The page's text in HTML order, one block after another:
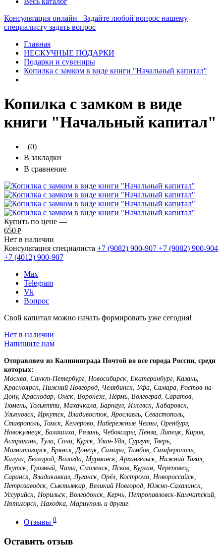
Консультация онлайн
Задайте любой вопрос нашему
специалисту задать вопрос
Главная
НЕСКУЧНЫЕ ПОДАРКИ
Подарки и сувениры
Копилка с замком в виде книги "Начальный капитал"
Копилка с замком в виде
книги "Начальный капитал"
(0)
В закладки
В сравнение
Купить по цене —
650 ₽
Нет в наличии
Консультация специалиста +7 (9082) 900-907 +7 (9082) 900-904
+7 (4012) 900-907
Max
Telegram
Vk
Вопрос
Свой капитал можно начать формировать уже сегодня!
Нет в наличии
Напишите нам
Отправляем из Калининграда Почтой во все города России, среди
которых:
Москва, Санкт-Петербург, Новосибирск, Екатеринбург, Казань,
Красноярск, Нижний Новгород, Челябинск, Уфа, Самара, Ростов-на-
Дону, Краснодар, Омск, Воронеж, Пермь, Волгоград, Саратов,
Тюмень, Тольятти, Махачкала, Барнаул, Ижевск, Хабаровск,
Ульяновск, Иркутск, Владивосток, Ярославль, Севастополь,
Ставрополь, Томск, Кемерово, Набережные Челны, Оренбург,
Новокузнецк, Балашиха, Рязань, Чебоксары, Пенза, Липецк, Киров,
Астрахань, Тула, Сочи, Курск, Улан-Удэ, Сургут, Тверь,
Магнитогорск, Брянск, Донецк, Самара, Тамбов, Симферополь,
Калуга, Белгород, Вологда, Мурманск, Архангельск, Нижний Тагил,
Якутск, Грозный, Чита, Смоленск, Псков, Курган, Череповец,
Саранск, Владикавказ, Луганск, Орёл, Кострома, Новороссийск,
Петрозаводск, Сыктывкар, Великий Новгород, Южно-Сахалинск,
Уссурийск, Норильск, Волгодонск, Керчь, Петропавловск-Камчатский,
Пятигорск, Находка, Мариуполь и другие.
Отзывы 0
Оставить отзыв